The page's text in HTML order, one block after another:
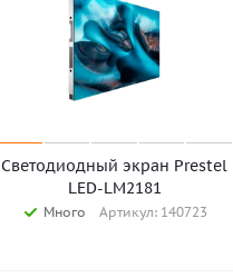
Светодиодный экран Prestel
LED-LM2181
Много Артикул: 140723